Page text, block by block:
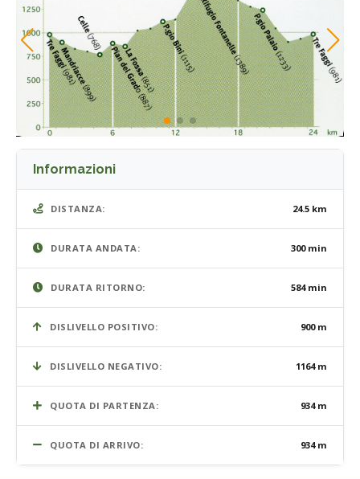
Informazioni
DISTANZA: 24.5 km
DURATA ANDATA: 300 min
DURATA RITORNO: 584 min
DISLIVELLO POSITIVO: 900 m
DISLIVELLO NEGATIVO: 1164 m
QUOTA DI PARTENZA: 934 m
QUOTA DI ARRIVO: 934 m